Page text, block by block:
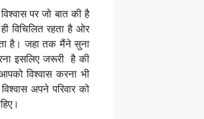
पर जो बात की है
विचिलित रहता है ओर
है। जहा तक मैंने सुना
इसलिए जरूरी है की
विश्वास करना भी
अपने परिवार को